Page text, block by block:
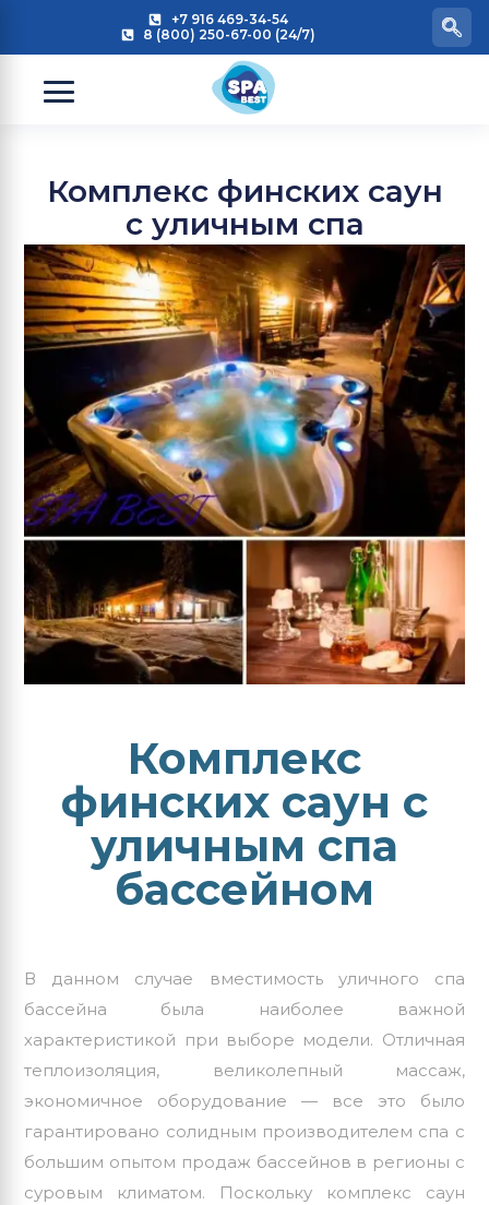
+7 916 469-34-54
8 (800) 250-67-00 (24/7)
Комплекс финских саун
с уличным спа
бассейном
Комплекс
финских саун с
уличным спа
бассейном
В данном случае вместимость уличного спа
бассейна была наиболее важной
характеристикой при выборе модели. Отличная
теплоизоляция, великолепный массаж,
экономичное оборудование — все это было
гарантировано солидным производителем спа с
большим опытом продаж бассейнов в регионы с
суровым климатом. Поскольку комплекс саун